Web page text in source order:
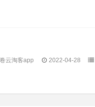
云淘客app 2022-04-28